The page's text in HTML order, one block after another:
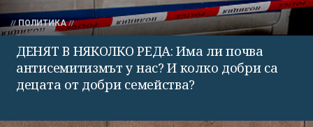
ПОЛИТИКА
ДЕНЯТ В НЯКОЛКО РЕДА: Има ли почва
антисемитизмът у нас? И колко добри са
децата от добри семейства?